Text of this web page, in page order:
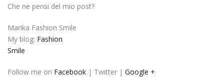
Che ne pensi del mio post?
Marika Fashion Smile
My blog: Fashion
Smile
Follow me on Facebook | Twitter | Google +